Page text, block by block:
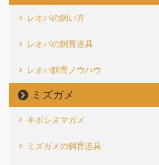
レオパの飼い方
レオパの飼育道具
レオパ飼育ノウハウ
ミズガメ
キボシヌマガメ
ミズガメの飼育道具